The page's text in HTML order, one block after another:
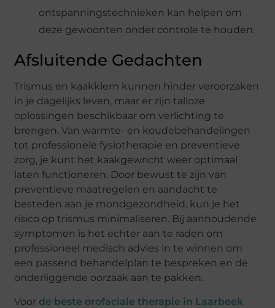
ontspanningstechnieken kan helpen om
deze gewoonten onder controle te houden.
Afsluitende Gedachten
Trismus en kaakklem kunnen hinder veroorzaken
in je dagelijks leven, maar er zijn talloze
oplossingen beschikbaar om verlichting te
brengen. Van warmte- en koudebehandelingen
tot professionele fysiotherapie en preventieve
zorg, je kunt het kaakgewricht weer optimaal
laten functioneren. Door bewust te zijn van
preventieve maatregelen en aandacht te
besteden aan je mondgezondheid, kun je het
risico op trismus minimaliseren. Bij aanhoudende
symptomen is het echter aan te raden om
professioneel medisch advies in te winnen om
een passend behandelplan te bespreken en de
onderliggende oorzaak aan te pakken.
Voor de beste orofaciale therapie in Laarbeek